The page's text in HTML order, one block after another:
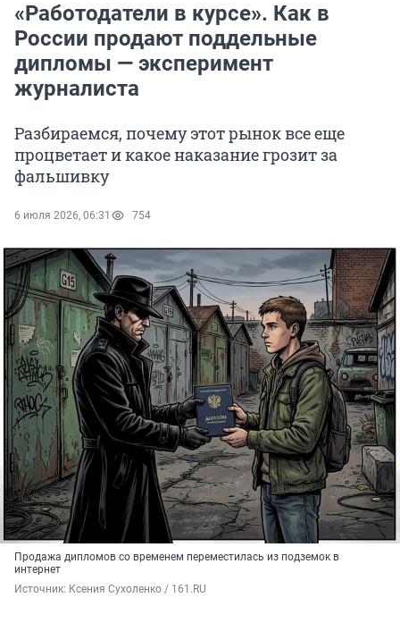
«Работодатели в курсе». Как в
России продают поддельные
дипломы — эксперимент
журналиста
Разбираемся, почему этот рынок все еще
процветает и какое наказание грозит за
фальшивку
6 июля 2026, 06:31 754
Продажа дипломов со временем переместилась из подземок в
интернет
Источник: Ксения Сухоленко / 161.RU